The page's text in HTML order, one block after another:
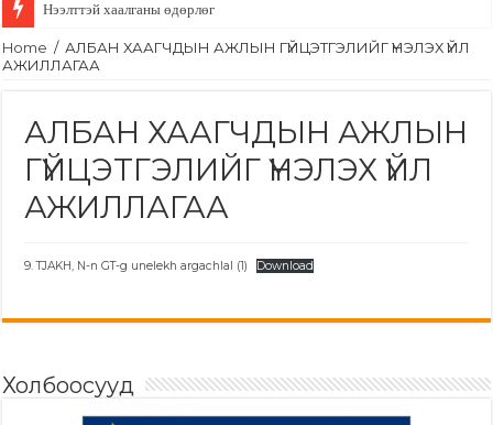
Нээлттэй хаалганы өдөрлөг
Home / АЛБАН ХААГЧДЫН АЖЛЫН ГҮЙЦЭТГЭЛИЙГ ҮНЭЛЭХ ҮЙЛ
АЖИЛЛАГАА
АЛБАН ХААГЧДЫН АЖЛЫН
ГҮЙЦЭТГЭЛИЙГ ҮНЭЛЭХ ҮЙЛ
АЖИЛЛАГАА
9. TJAKH, N-n GT-g unelekh argachlal (1) Download
Холбоосууд